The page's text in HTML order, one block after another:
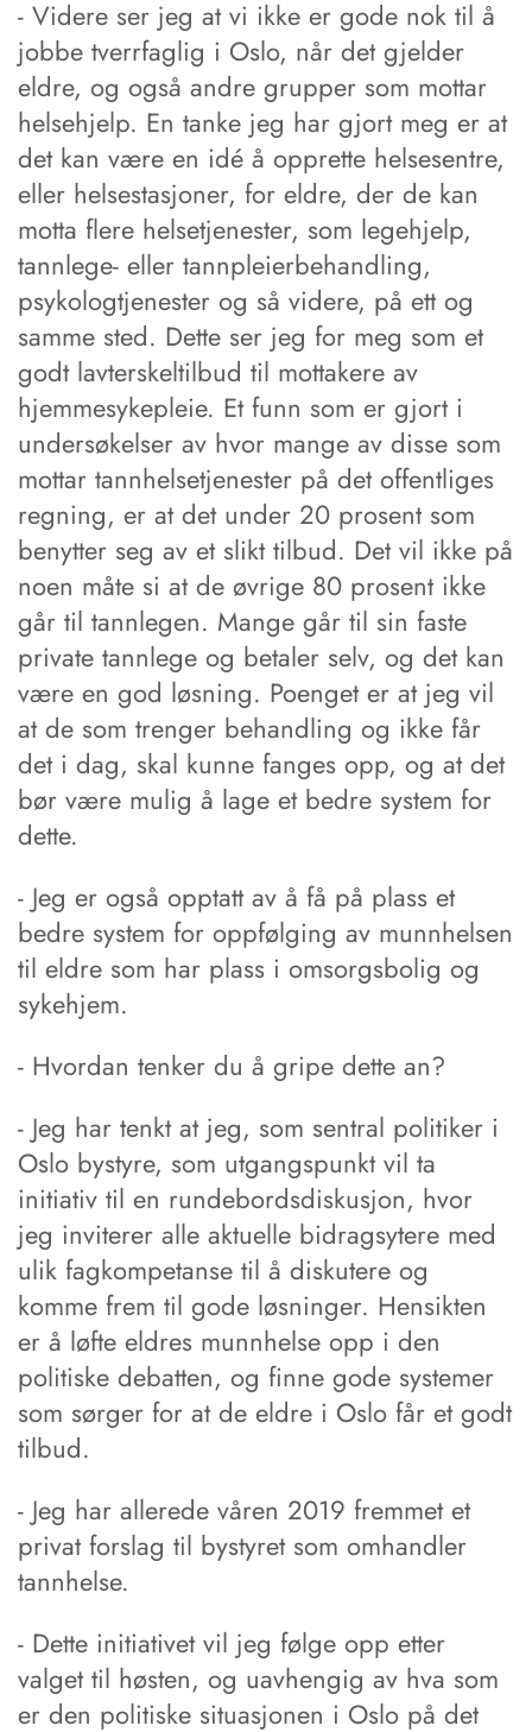
- Videre ser jeg at vi ikke er gode nok til å
jobbe tverrfaglig i Oslo, når det gjelder
eldre, og også andre grupper som mottar
helsehjelp. En tanke jeg har gjort meg er at
det kan være en idé å opprette helsesentre,
eller helsestasjoner, for eldre, der de kan
motta flere helsetjenester, som legehjelp,
tannlege- eller tannpleierbehandling,
psykologtjenester og så videre, på ett og
samme sted. Dette ser jeg for meg som et
godt lavterskeltilbud til mottakere av
hjemmesykepleie. Et funn som er gjort i
undersøkelser av hvor mange av disse som
mottar tannhelsetjenester på det offentliges
regning, er at det under 20 prosent som
benytter seg av et slikt tilbud. Det vil ikke på
noen måte si at de øvrige 80 prosent ikke
går til tannlegen. Mange går til sin faste
private tannlege og betaler selv, og det kan
være en god løsning. Poenget er at jeg vil
at de som trenger behandling og ikke får
det i dag, skal kunne fanges opp, og at det
bør være mulig å lage et bedre system for
dette.
- Jeg er også opptatt av å få på plass et
bedre system for oppfølging av munnhelsen
til eldre som har plass i omsorgsbolig og
sykehjem.
- Hvordan tenker du å gripe dette an?
- Jeg har tenkt at jeg, som sentral politiker i
Oslo bystyre, som utgangspunkt vil ta
initiativ til en rundebordsdiskusjon, hvor
jeg inviterer alle aktuelle bidragsytere med
ulik fagkompetanse til å diskutere og
komme frem til gode løsninger. Hensikten
er å løfte eldres munnhelse opp i den
politiske debatten, og finne gode systemer
som sørger for at de eldre i Oslo får et godt
tilbud.
- Jeg har allerede våren 2019 fremmet et
privat forslag til bystyret som omhandler
tannhelse.
- Dette initiativet vil jeg følge opp etter
valget til høsten, og uavhengig av hva som
er den politiske situasjonen i Oslo på det